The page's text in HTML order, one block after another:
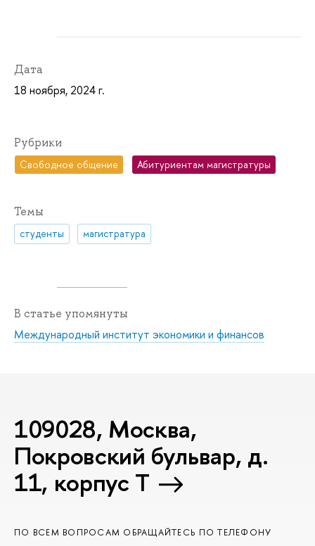
Дата
18 ноября, 2024 г.
Рубрики
Свободное общение Абитуриентам магистратуры
Темы
студенты магистратура
В статье упомянуты
Международный институт экономики и финансов
109028, Москва,
Покровский бульвар, д.
11, корпус T
ПО ВСЕМ ВОПРОСАМ ОБРАЩАЙТЕСЬ ПО ТЕЛЕФОНУ